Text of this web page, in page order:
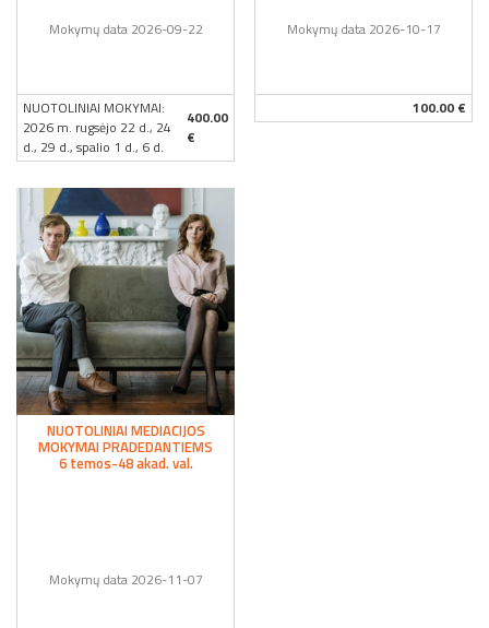
Mokymų data 2026-09-22
NUOTOLINIAI MOKYMAI:
2026 m. rugsėjo 22 d., 24
d., 29 d., spalio 1 d., 6 d.
400.00
€
Mokymų data 2026-10-17
100.00 €
NUOTOLINIAI MEDIACIJOS
MOKYMAI PRADEDANTIEMS
6 temos-48 akad. val.
Mokymų data 2026-11-07